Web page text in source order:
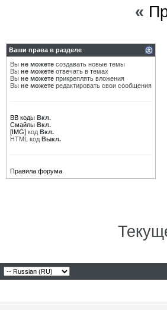
«
Ваши права в разделе
Вы не можете создавать новые темы
Вы не можете отвечать в темах
Вы не можете прикреплять вложения
Вы не можете редактировать свои сообщения
BB коды Вкл.
Смайлы Вкл.
[IMG] код Вкл.
HTML код Выкл.
Правила форума